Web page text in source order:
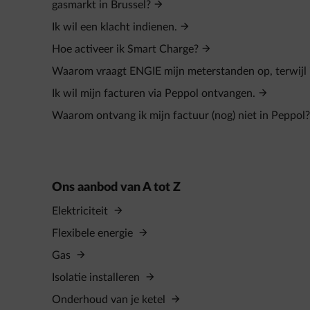
gasmarkt in Brussel?
Ik wil een klacht indienen.
Hoe activeer ik Smart Charge?
Waarom vraagt ENGIE mijn meterstanden op, terwijl
Ik wil mijn facturen via Peppol ontvangen.
Waarom ontvang ik mijn factuur (nog) niet in Peppol?
Ons aanbod van A tot Z
Elektriciteit
Flexibele energie
Gas
Isolatie installeren
Onderhoud van je ketel